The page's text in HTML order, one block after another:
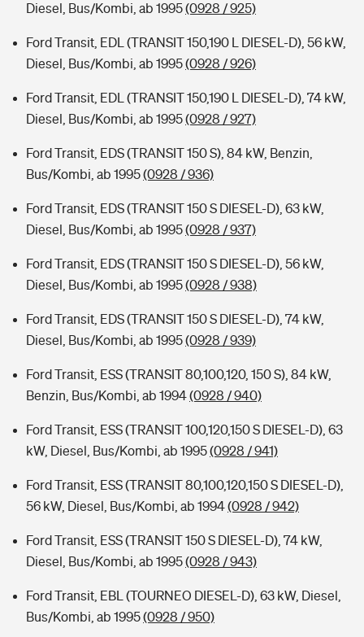
Diesel, Bus/Kombi, ab 1995(0928 / 925)
Ford Transit, EDL (TRANSIT 150,190 L DIESEL-D), 56 kW,
Diesel, Bus/Kombi, ab 1995(0928 / 926)
Ford Transit, EDL (TRANSIT 150,190 L DIESEL-D), 74 kW,
Diesel, Bus/Kombi, ab 1995(0928 / 927)
Ford Transit, EDS (TRANSIT 150 S), 84 kW, Benzin,
Bus/Kombi, ab 1995(0928 / 936)
Ford Transit, EDS (TRANSIT 150 S DIESEL-D), 63 kW,
Diesel, Bus/Kombi, ab 1995(0928 / 937)
Ford Transit, EDS (TRANSIT 150 S DIESEL-D), 56 kW,
Diesel, Bus/Kombi, ab 1995(0928 / 938)
Ford Transit, EDS (TRANSIT 150 S DIESEL-D), 74 kW,
Diesel, Bus/Kombi, ab 1995(0928 / 939)
Ford Transit, ESS (TRANSIT 80,100,120, 150 S), 84 kW,
Benzin, Bus/Kombi, ab 1994(0928 / 940)
Ford Transit, ESS (TRANSIT 100,120,150 S DIESEL-D), 63
kW, Diesel, Bus/Kombi, ab 1995(0928 / 941)
Ford Transit, ESS (TRANSIT 80,100,120,150 S DIESEL-D),
56 kW, Diesel, Bus/Kombi, ab 1994(0928 / 942)
Ford Transit, ESS (TRANSIT 150 S DIESEL-D), 74 kW,
Diesel, Bus/Kombi, ab 1995(0928 / 943)
Ford Transit, EBL (TOURNEO DIESEL-D), 63 kW, Diesel,
Bus/Kombi, ab 1995(0928 / 950)